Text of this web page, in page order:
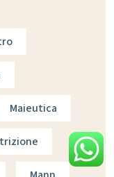
Maieutica